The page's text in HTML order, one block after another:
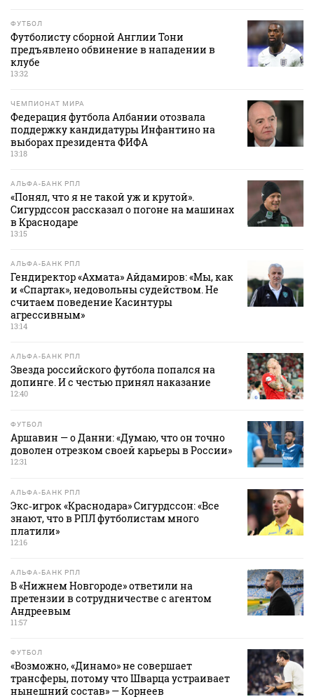
ФУТБОЛ
Футболисту сборной Англии Тони
предъявлено обвинение в нападении в
клубе
13:32
ЧЕМПИОНАТ МИРА
Федерация футбола Албании отозвала
поддержку кандидатуры Инфантино на
выборах президента ФИФА
13:18
АЛЬФА-БАНК РПЛ
«Понял, что я не такой уж и крутой».
Сигурдссон рассказал о погоне на машинах
в Краснодаре
13:15
АЛЬФА-БАНК РПЛ
Гендиректор «Ахмата» Айдамиров: «Мы, как
и «Спартак», недовольны судейством. Не
считаем поведение Касинтуры
агрессивным»
13:14
АЛЬФА-БАНК РПЛ
Звезда российского футбола попался на
допинге. И с честью принял наказание
12:40
ФУТБОЛ
Аршавин — о Данни: «Думаю, что он точно
доволен отрезком своей карьеры в России»
12:31
АЛЬФА-БАНК РПЛ
Экс‑игрок «Краснодара» Сигурдссон: «Все
знают, что в РПЛ футболистам много
платили»
12:16
АЛЬФА-БАНК РПЛ
В «Нижнем Новгороде» ответили на
претензии в сотрудничестве с агентом
Андреевым
11:57
ФУТБОЛ
«Возможно, «Динамо» не совершает
трансферы, потому что Шварца устраивает
нынешний состав» — Корнеев